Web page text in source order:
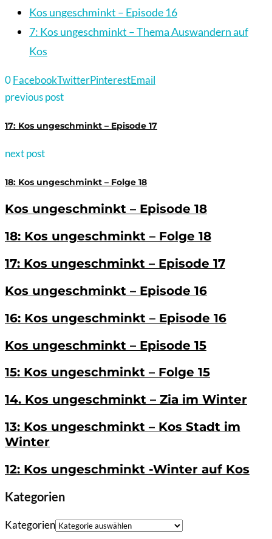
Kos ungeschminkt – Episode 16
7: Kos ungeschminkt – Thema Auswandern auf
Kos
0FacebookTwitterPinterestEmail
previous post
17: Kos ungeschminkt – Episode 17
next post
18: Kos ungeschminkt – Folge 18
Kos ungeschminkt – Episode 18
18: Kos ungeschminkt – Folge 18
17: Kos ungeschminkt – Episode 17
Kos ungeschminkt – Episode 16
16: Kos ungeschminkt – Episode 16
Kos ungeschminkt – Episode 15
15: Kos ungeschminkt – Folge 15
14. Kos ungeschminkt – Zia im Winter
13: Kos ungeschminkt – Kos Stadt im
Winter
12: Kos ungeschminkt -Winter auf Kos
Kategorien
Kategorien